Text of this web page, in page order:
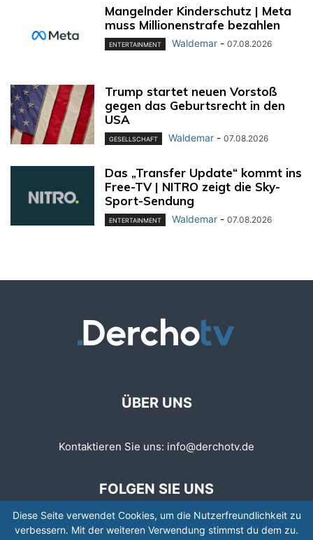
Mangelnder Kinderschutz | Meta
muss Millionenstrafe bezahlen
ENTERTAINMENT Waldemar - 07.08.2026
Trump startet neuen Vorstoß
gegen das Geburtsrecht in den
USA
GESELLSCHAFT Waldemar - 07.08.2026
Das „Transfer Update“ kommt ins
Free-TV | NITRO zeigt die Sky-
Sport-Sendung
ENTERTAINMENT Waldemar - 07.08.2026
ÜBER UNS
Kontaktieren Sie uns: info@derchotv.de
FOLGEN SIE UNS
Diese Seite verwendet Cookies, um die Nutzerfreundlichkeit zu
verbessern. Mit der weiteren Verwendung stimmst du dem zu.